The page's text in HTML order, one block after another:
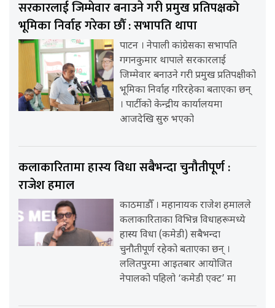
सरकारलाई जिम्मेवार बनाउने गरी प्रमुख प्रतिपक्षको
भूमिका निर्वाह गरेका छौँ : सभापति थापा
पाटन । नेपाली कांग्रेसका सभापति
गगनकुमार थापाले सरकारलाई
जिम्मेवार बनाउने गरी प्रमुख प्रतिपक्षीको
भूमिका निर्वाह गरिरहेका बताएका छन्
। पार्टीको केन्द्रीय कार्यालयमा
आजदेखि सुरु भएको
कलाकारितामा हास्य विधा सबैभन्दा चुनौतीपूर्ण :
राजेश हमाल
काठमाडौँ । महानायक राजेश हमालले
कलाकारिताका विभिन्न विधाहरूमध्ये
हास्य विधा (कमेडी) सबैभन्दा
चुनौतीपूर्ण रहेको बताएका छन् ।
ललितपुरमा आइतबार आयोजित
नेपालको पहिलो ‘कमेडी एक्ट’ मा